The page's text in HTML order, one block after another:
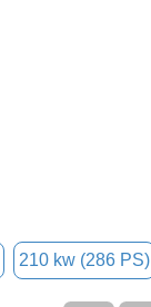
210 kw (286 PS)